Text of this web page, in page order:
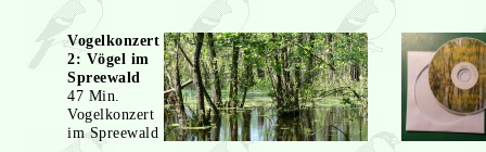
Vogelkonzert
2: Vögel im
Spreewald
47 Min.
Vogelkonzert
im Spreewald